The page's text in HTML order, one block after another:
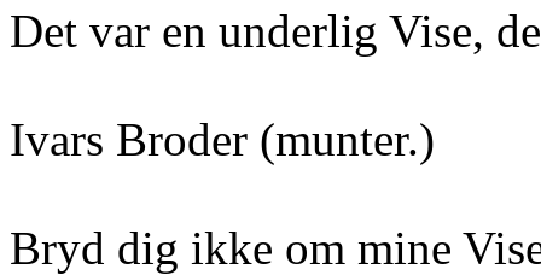
Det var en underlig Vise,
Ivars Broder (munter.)
Bryd dig ikke om mine